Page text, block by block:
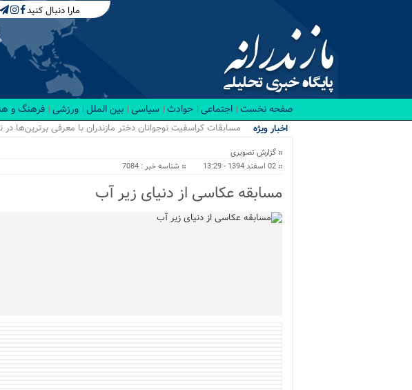
مارا دنبال کنید
صفحه نخست اجتماعی حوادث سیاسی بین الملل ورزشی فرهنگ و
اخبار ویژه مسابقات کراسفیت نوجوانان دختر مازندران با معرفی برترین‌ها در
گزارش تصویری
02 اسفند 1394 - 13:29
شناسه خبر : 7084
مسابقه عکاسی از دنیای زیر آب